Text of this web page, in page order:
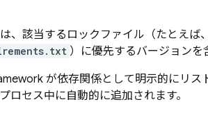
、該当するロックファイル（たとえば
）に優先するバージョンを
が依存関係として明示的にリ
ロセス中に自動的に追加されます。